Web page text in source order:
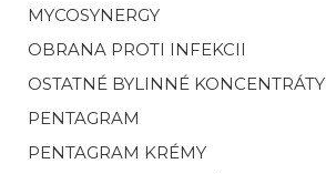
MYCOSYNERGY
OBRANA PROTI INFEKCII
OSTATNÉ BYLINNÉ KONCENTRÁTY
PENTAGRAM
PENTAGRAM KRÉMY